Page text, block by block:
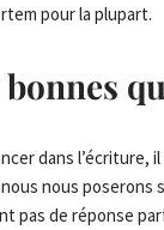
pour la plupart.
bonnes
dans l’écriture,
nous poserons
pas de réponse